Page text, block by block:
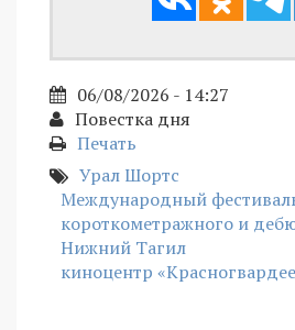
06/08/2026 - 14:27
Повестка дня
Печать
Урал Шортс
Международный
короткометражного и
Нижний Тагил
киноцентр